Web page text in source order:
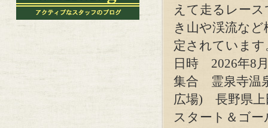
えて走るレー
き山や渓流な
定されています
日時 2026年8
集合 霊泉寺温
広場) 長野県上
スタート＆ゴ